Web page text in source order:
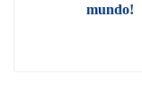
mundo!